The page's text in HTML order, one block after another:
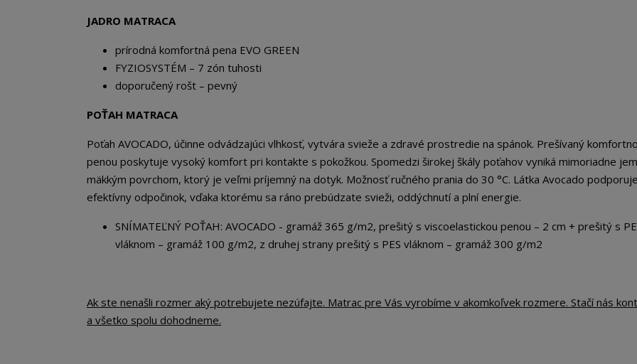
JADRO MATRACA
prírodná komfortná pena EVO GREEN
FYZIOSYSTÉM – 7 zón tuhosti
doporučený rošt – pevný
POŤAH MATRACA
Poťah AVOCADO, účinne odvádzajúci vlhkosť, vytvára svieže a zdravé prostredie na spánok. Prešívaný
penou poskytuje vysoký komfort pri kontakte s pokožkou. Spomedzi širokej škály poťahov vyniká mimoriadne
mäkkým povrchom, ktorý je veľmi príjemný na dotyk. Možnosť ručného prania do 30 °C. Látka Avocado podporuje
efektívny odpočinok, vďaka ktorému sa ráno prebúdzate svieži, oddýchnutí a plní energie.
SNÍMATEĽNÝ POŤAH: AVOCADO - gramáž 365 g/m2, prešitý s viscoelastickou penou – 2 cm + prešitý s
vláknom – gramáž 100 g/m2, z druhej strany prešitý s PES vláknom – gramáž 300 g/m2
Ak ste nenašli rozmer aký potrebujete nezúfajte. Matrac pre Vás vyrobíme v akomkoľvek rozmere. Stačí nás
a všetko spolu dohodneme.